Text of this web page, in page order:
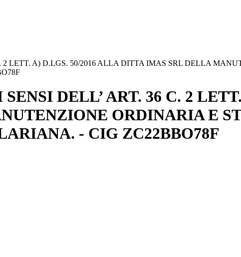
2 LETT. A) D.LGS. 50/2016 ALLA DITTA IMAS SRL DELLA
DELL’ ART. 36 C. 2
ORDINARIA E
- CIG ZC22BBO78F